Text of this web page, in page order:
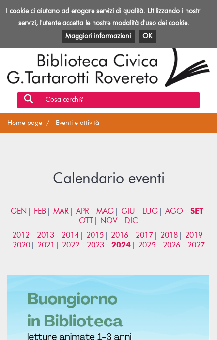
Toggle
Biblioteca
Rovereto
EVENTI E ATTIVITÀ PATRIMONIO E RISORSE
Cosa cerchi?
Home page Eventi e attività
Calendario eventi
GEN FEB MAR APR MAG GIU LUG AGO
SET
OTT
NOV
DIC
2012
2013 2014 2015 2016 2017 2018
2019
2020
2021 2022 2023 2024 2025 2026 2027
I cookie ci aiutano ad erogare servizi di qualità. Utilizzando i nostri
servizi, l'utente accetta le nostre modalità d'uso dei cookie.
Maggiori informazioni
OK